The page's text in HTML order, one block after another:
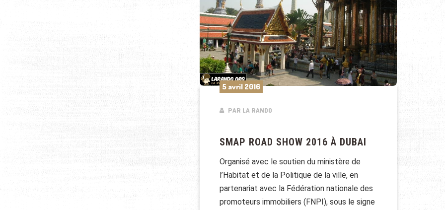
5 avril 2016
PAR LA RANDO
SMAP ROAD SHOW 2016 À DUBAI
Organisé avec le soutien du ministère de
l’Habitat et de la Politique de la ville, en
partenariat avec la Fédération nationale des
promoteurs immobiliers (FNPI), sous le signe